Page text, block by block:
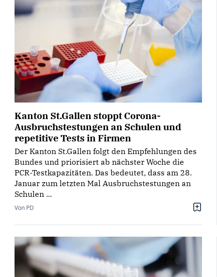
Kanton St.Gallen stoppt Corona-
Ausbruchstestungen an Schulen und
repetitive Tests in Firmen
Der Kanton St.Gallen folgt den Empfehlungen des
Bundes und priorisiert ab nächster Woche die
PCR-Testkapazitäten. Das bedeutet, dass am 28.
Januar zum letzten Mal Ausbruchstestungen an
Schulen ...
Von PD